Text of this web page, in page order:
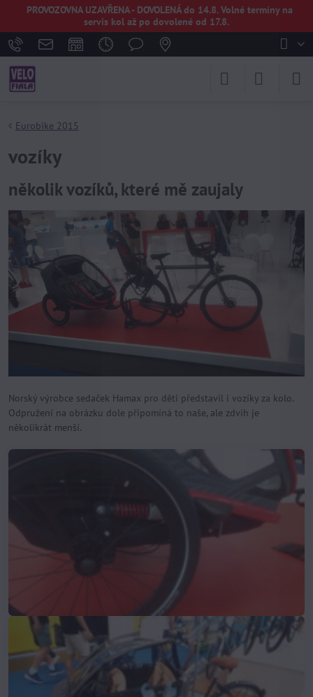
PROVOZOVNA UZAVŘENA - DOVOLENÁ do 14.8. Volné termíny na
servis kol až po dovolené od 17.8.
Eurobike 2015
vozíky
několik vozíků, které mě zaujaly
Norský výrobce sedaček Hamax pro děti představil i vozíky za kolo.
Odpružení na obrázku dole připomíná to naše, ale zdvih je
několikrát menší.